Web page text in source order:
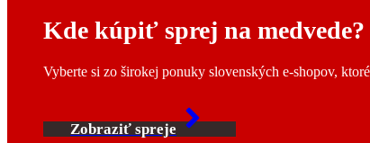
Kde kúpiť sprej na medvede?
Vyberte si zo širokej ponuky slovenských e-shopov,
Zobraziť spreje